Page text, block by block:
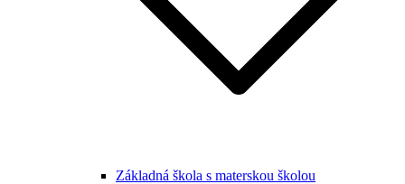
Základná škola s materskou školou